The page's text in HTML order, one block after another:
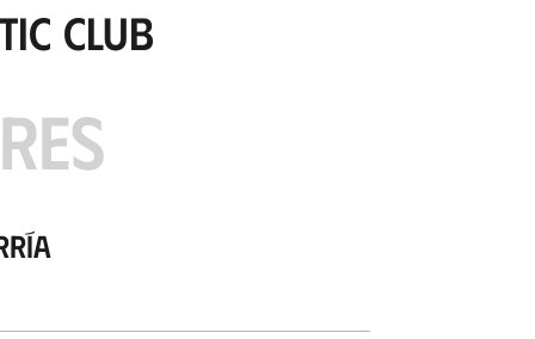
Club